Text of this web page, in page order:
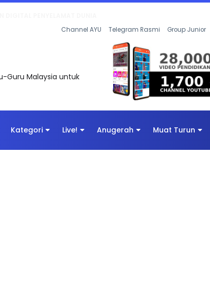
Channel AYU Telegram Rasmi Group Junior
Guru Malaysia untuk
Kategori Live! Anugerah Muat Turun